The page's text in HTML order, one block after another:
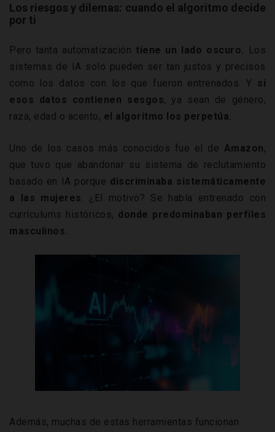
Los riesgos y dilemas: cuando el algoritmo decide
por ti
Pero tanta automatización tiene un lado oscuro.
Los
sistemas de IA solo pueden ser tan justos y precisos
como los datos con los que fueron entrenados. Y si
esos datos contienen sesgos, ya sean de género,
raza, edad o acento, el algoritmo los perpetúa.
Uno de los casos más conocidos fue el de Amazon,
que tuvo que abandonar su sistema de reclutamiento
basado en IA porque discriminaba sistemáticamente
a las mujeres . ¿El motivo? Se había entrenado con
currículums históricos, donde predominaban perfiles
masculinos.
Además, muchas de estas herramientas funcionan